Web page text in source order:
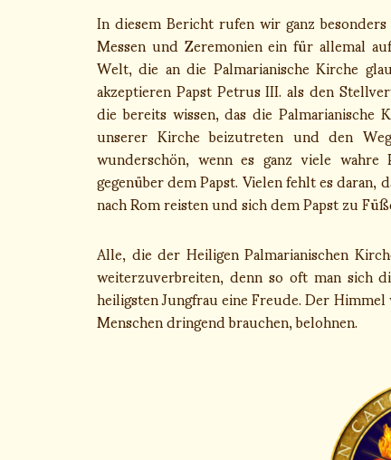
In diesem Bericht rufen wir ganz
Messen und Zeremonien ein für allemal
Welt, die an die Palmarianische Kirche
akzeptieren Papst Petrus III. als den
die bereits wissen, das die
unserer Kirche beizutreten und den
wunderschön, wenn es ganz viele
gegenüber dem Papst. Vielen fehlt es
nach Rom reisten und sich dem Papst zu
Alle, die der Heiligen Palmarianischen
weiterzuverbreiten, denn so oft man
heiligsten Jungfrau eine Freude. Der
Menschen dringend brauchen, belohnen.